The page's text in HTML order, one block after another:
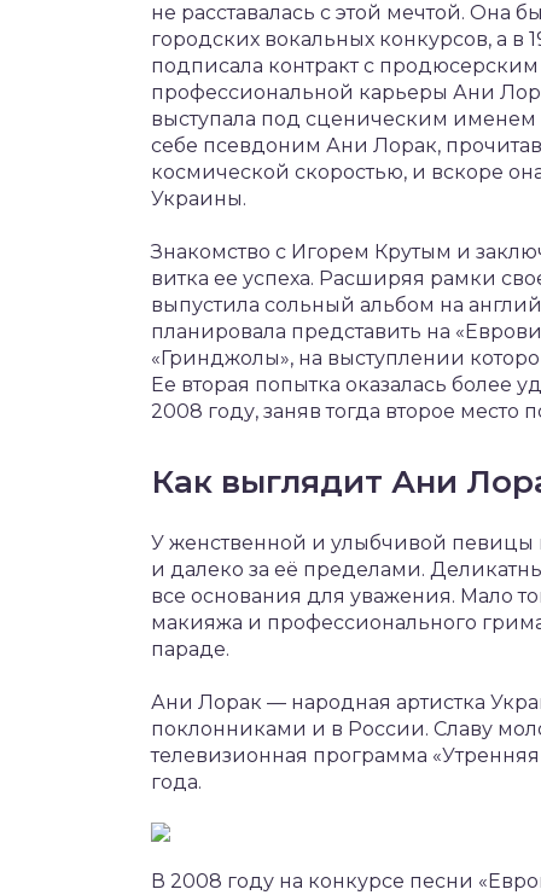
не расставалась с этой мечтой. Она
городских вокальных конкурсов, а в
подписала контракт с
профессиональной карьеры Ани
выступала под сценическим именем
себе псевдоним Ани Лорак,
космической скоростью, и вскоре
Украины.
Знакомство с Игорем Крутым и
витка ее успеха. Расширяя рамки
выпустила сольный альбом на
планировала представить на
«Гринджолы», на выступлении
Ее вторая попытка оказалась более
2008 году, заняв тогда второе
Как выглядит Ани
У женственной и улыбчивой певицы
и далеко за её пределами.
все основания для уважения. Мало
макияжа и профессионального
параде.
Ани Лорак — народная артистка
поклонниками и в России. Славу
телевизионная программа
года.
В 2008 году на конкурсе песни